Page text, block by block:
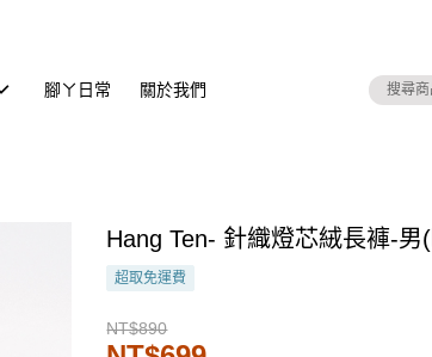
腳ㄚ日常 關於我們
Hang Ten- 針織燈芯絨長褲-男
超取免運費
NT$890